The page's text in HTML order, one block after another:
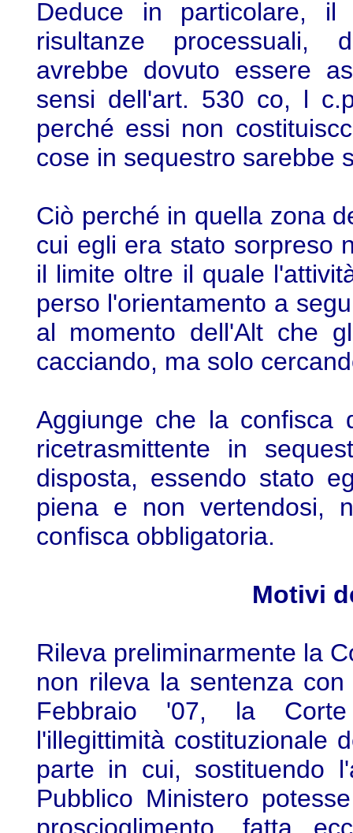
Deduce in particolare,
risultanze processuali,
avrebbe dovuto essere
sensi dell'art. 530 co, l
perché essi non
cose in sequestro sarebbe
Ciò perché in quella zona
cui egli era stato sorpreso
il limite oltre il quale
perso l'orientamento a
al momento dell'Alt che
cacciando, ma solo
Aggiunge che la confisca
ricetrasmittente in
disposta, essendo stato
piena e non vertendosi,
confisca obbligatoria.
Motivi
Rileva preliminarmente la
non rileva la sentenza
Febbraio '07, la Corte
l'illegittimità costituzionale
parte in cui, sostituendo
Pubblico Ministero